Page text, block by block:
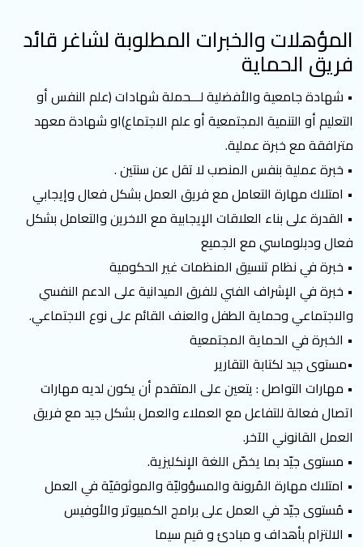
المؤهلات والخبرات المطلوبة لشاغر قائد
فريق الحماية
• شهادة جامعية والأفضلية لـــحملة شهادات (علم النفس أو
التعليم أو التنمية المجتمعية أو علم الاجتماع)او شهادة معهد
مترافقة مع خبرة عملية.
• خبرة عملية بنفس المنصب لا تقل عن سنتين .
• امتلاك مهارة التعامل مع فريق العمل بشكل فعال وإيجابي
• القدرة على بناء العلاقات الإيجابية مع الاخرين والتعامل بشكل
فعال ودبلوماسي مع الجميع
• خبرة في نظام تنسيق المنظمات غير الحكومية
• خبرة في الإشراف الفني للفرق الميدانية على الدعم النفسي
والاجتماعي وحماية الطفل والعنف القائم على نوع الاجتماعي.
• الخبرة في الحماية المجتمعية
•مستوى جيد لكتابة التقارير
• مهارات التواصل : يتعين على المتقدم أن يكون لديه مهارات
اتصال فعالة للتفاعل مع العملاء والعمل بشكل جيد مع فريق
العمل القانوني الآخر.
• مستوى جيّد بما يخصّ اللغة الإنكليزية.
• امتلاك مهارة المُرونة والمسؤوليّة والموثوقيّة في العمل
• مُستوى جيّد في العمل على برامج الكمبيوتر والأوفيس
• الالتزام بأهداف و مبادئ و قيم سيما